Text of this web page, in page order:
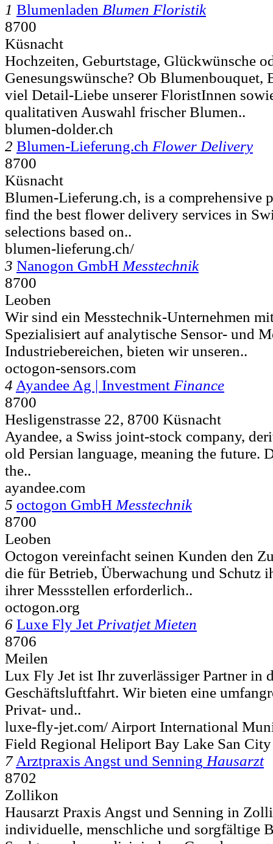
1 Blumenladen Blumen Floristik
8700
Küsnacht
Hochzeiten, Geburtstage, Glückwünsche
Genesungswünsche? Ob Blumenbouquet,
viel Detail-Liebe unserer FloristInnen
qualitativen Auswahl frischer Blumen..
blumen-dolder.ch
2 Blumen-Lieferung.ch Flower Delivery
8700
Küsnacht
Blumen-Lieferung.ch, is a comprehensive
find the best flower delivery services in
selections based on..
blumen-lieferung.ch/
3 Nanogon GmbH Messtechnik
8700
Leoben
Wir sind ein Messtechnik-Unternehmen
Spezialisiert auf analytische Sensor- und
Industriebereichen, bieten wir unseren..
octogon-sensors.com
4 Ayandee Ag | Investment Finance
8700
Hesligenstrasse 22, 8700 Küsnacht
Ayandee, a Swiss joint-stock company,
old Persian language, meaning the future.
the..
ayandee.com
5 octogon GmbH Messtechnik
8700
Leoben
Octogon vereinfacht seinen Kunden den
die für Betrieb, Überwachung und Schutz
ihrer Messstellen erforderlich..
octogon.org
6 Luxe Fly Jet Privatjet Mieten
8706
Meilen
Lux Fly Jet ist Ihr zuverlässiger Partner in
Geschäftsluftfahrt. Wir bieten eine
Privat- und..
luxe-fly-jet.com/ Airport International
Field Regional Heliport Bay Lake San
7 Arztpraxis Angst und Senning Hausarzt
8702
Zollikon
Hausarzt Praxis Angst und Senning in
individuelle, menschliche und sorgfältige